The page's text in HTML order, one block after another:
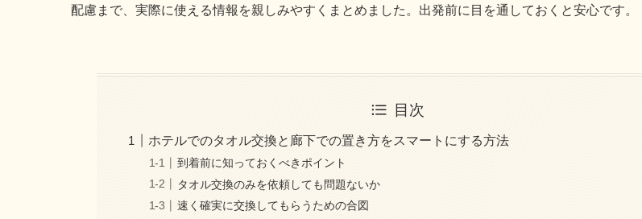
配慮まで、実際に使える情報を親しみやすくまとめました。出発前に目を通しておくと安心です。
目次
ホテルでのタオル交換と廊下での置き方をスマートにする方法
到着前に知っておくべきポイント
タオル交換のみを依頼しても問題ないか
速く確実に交換してもらうための合図